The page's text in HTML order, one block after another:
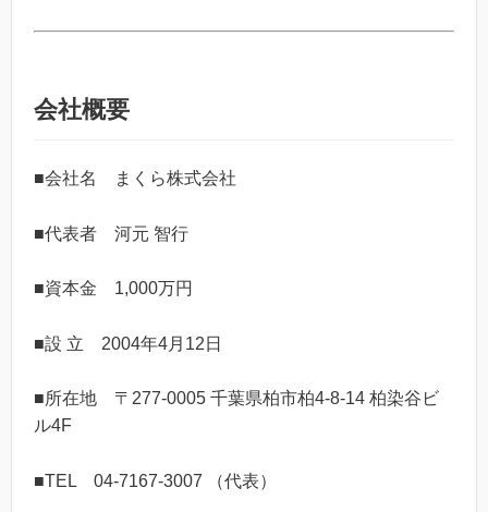
会社概要
■会社名 まくら株式会社
■代表者 河元 智行
■資本金 1,000万円
■設 立 2004年4月12日
■所在地 〒277-0005 千葉県柏市柏4-8-14 柏染谷ビ
ル4F
■TEL 04-7167-3007 （代表）